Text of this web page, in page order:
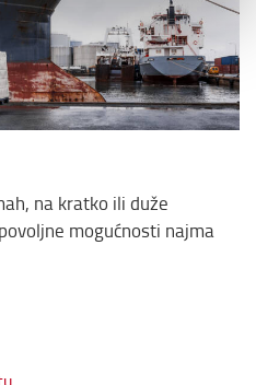
na kratko ili duže
mogućnosti najma